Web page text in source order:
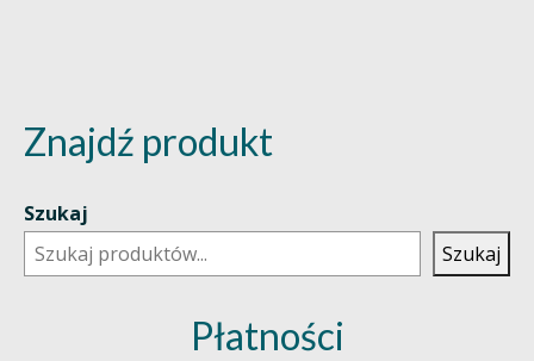
Znajdź produkt
Szukaj
Szukaj
Płatności